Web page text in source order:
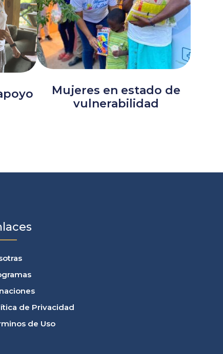
Mujeres en estado de
vulnerabilidad
de Privacidad
de Uso